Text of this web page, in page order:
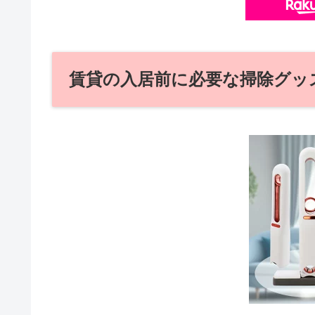
賃貸の入居前に必要な掃除グッ